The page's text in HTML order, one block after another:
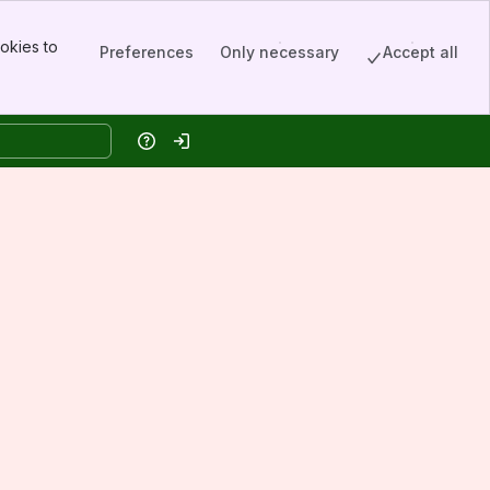
to
Preferences Only necessary Accept all
HelpLog in